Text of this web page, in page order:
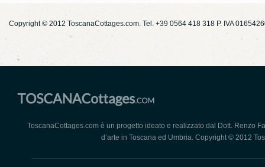
Copyright © 2012 ToscanaCottages.com. Tel. +39 0564 418 318 P. IVA
ToscanaCottages.com è un progetto ideato e realizzato dal Dott. Renzo
d’arte in Toscana ed Umbria. Copyright © 2012